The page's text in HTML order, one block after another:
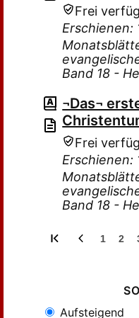
Frei
Erschienen:
Band 18 -
¬Das¬
Frei
Erschienen:
Band 18 -
1 2
Aufsteigend